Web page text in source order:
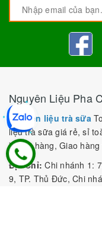
Nguyên Liệu Pha
Nguyên liệu trà sữa
liệu trà sữa giá rẻ, sỉ
khách hàng, Giao
Địa Chỉ: Chi nhánh 1:
9, TP. Thủ Đức, Chi